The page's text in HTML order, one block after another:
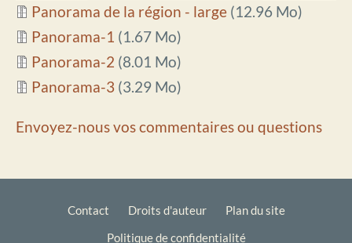
Document
Panorama de la région - large (12.96 Mo)
Document
Panorama-1 (1.67 Mo)
Document
Panorama-2 (8.01 Mo)
Document
Panorama-3 (3.29 Mo)
Envoyez-nous vos commentaires ou questions
Contact Droits d'auteur
Plan du site
Politique de confidentialité